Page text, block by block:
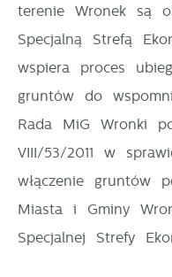
terenie Wronek są
Specjalną Strefą
wspiera proces
gruntów do
Rada MiG Wronki
VIII/53/2011 w
włączenie gruntów
Miasta i Gminy
Specjalnej Strefy
w zakresie
miejsca oraz
popularności wśród
informacje są
Wyrażenie zgody na
gwarantuje dostępność
Dzięki reklamowym
Promocyjne pliki
naszych komunikatów
upodobań oraz Twoich